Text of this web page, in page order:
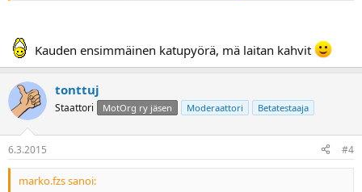
Kauden ensimmäinen katupyörä, mä laitan kahvit
tonttuj
Staattori MotOrg ry jäsen Moderaattori Betatestaaja
6.3.2015 #4
marko.fzs sanoi: